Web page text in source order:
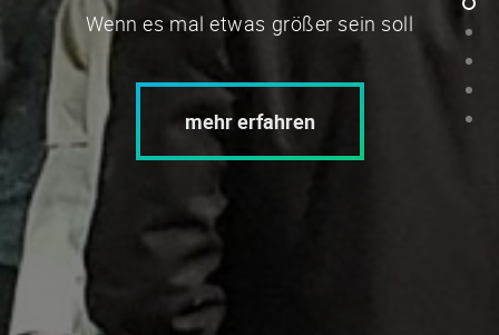
Wenn es mal etwas größer sein soll
mehr erfahren